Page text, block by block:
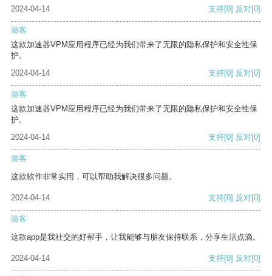
2024-04-14
支持[0] 反对[0]
游客
这款加速器VPM应用程序已经为我们带来了无限的隐私保护和安全性保
护。
2024-04-14
支持[0] 反对[0]
游客
这款加速器VPM应用程序已经为我们带来了无限的隐私保护和安全性保
护。
2024-04-14
支持[0] 反对[0]
游客
这款软件非常实用，可以帮助我解决很多问题。
2024-04-14 支持[0] 反对[0]
游客
这款app是我社交的好帮手，让我能够与朋友保持联系，分享生活点滴。
2024-04-14 支持[0] 反对[0]